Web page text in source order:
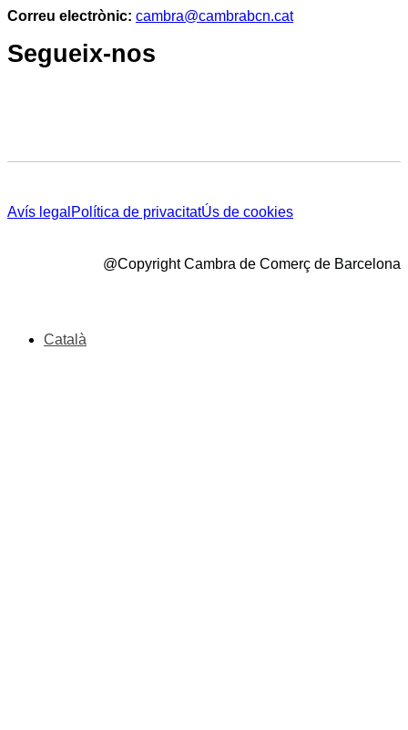
Correu electrònic: cambra@cambrabcn.cat
Segueix-nos
Avís legal Política de privacitatÚs de cookies
@Copyright Cambra de Comerç de Barcelona
Català